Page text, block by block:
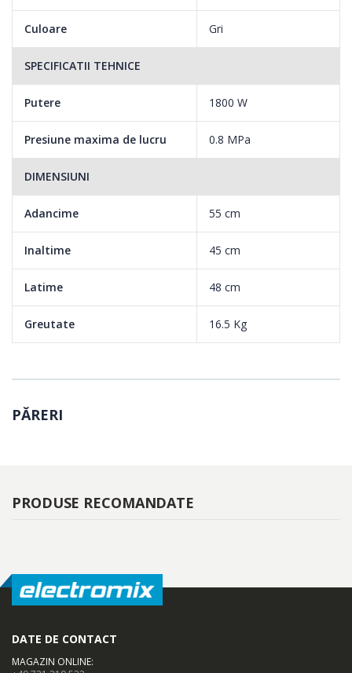
Culoare Gri
SPECIFICATII TEHNICE
Putere 1800 W
Presiune maxima de lucru 0.8 MPa
DIMENSIUNI
Adancime 55 cm
Inaltime 45 cm
Latime 48 cm
Greutate 16.5 Kg
PĂRERI
PRODUSE RECOMANDATE
DATE DE CONTACT
MAGAZIN ONLINE: